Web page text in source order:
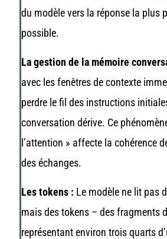
du modèle vers la réponse la plus
possible.
La gestion de la mémoire
avec les fenêtres de contexte
perdre le fil des instructions
conversation dérive. Ce
l’attention » affecte la cohérence
des échanges.
Les tokens : Le modèle ne lit pas
mais des tokens – des fragments
représentant environ trois quarts